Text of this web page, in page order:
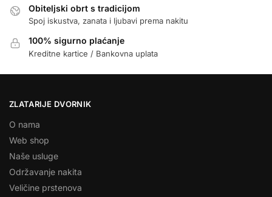
Obiteljski obrt s tradicijom
Spoj iskustva, zanata i ljubavi prema nakitu
100% sigurno plaćanje
Kreditne kartice / Bankovna uplata
ZLATARIJE DVORNIK
O nama
Web shop
Naše usluge
Održavanje nakita
Veličine prstenova